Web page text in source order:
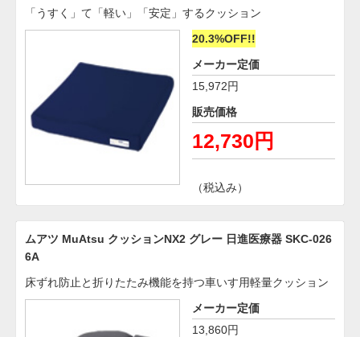
「うすく」て「軽い」「安定」するクッション
20.3%OFF!!
メーカー定価
15,972円
販売価格
12,730円
（税込み）
ムアツ MuAtsu クッションNX2 グレー 日進医療器 SKC-026
6A
床ずれ防止と折りたたみ機能を持つ車いす用軽量クッション
メーカー定価
13,860円